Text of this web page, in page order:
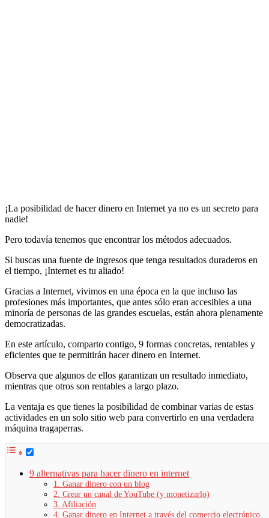
¡La posibilidad de hacer dinero en Internet ya no es un secreto para
nadie!
Pero todavía tenemos que encontrar los métodos adecuados.
Si buscas una fuente de ingresos que tenga resultados duraderos en
el tiempo, ¡Internet es tu aliado!
Gracias a Internet, vivimos en una época en la que incluso las
profesiones más importantes, que antes sólo eran accesibles a una
minoría de personas de las grandes escuelas, están ahora plenamente
democratizadas.
En este artículo, comparto contigo, 9 formas concretas, rentables y
eficientes que te permitirán hacer dinero en Internet.
Observa que algunos de ellos garantizan un resultado inmediato,
mientras que otros son rentables a largo plazo.
La ventaja es que tienes la posibilidad de combinar varias de estas
actividades en un solo sitio web para convertirlo en una verdadera
máquina tragaperras.
9 alternativas para hacer dinero en internet
1. Ganar dinero con un blog
2. Crear un canal de YouTube (y monetizarlo)
3. Afiliación
4. Ganar dinero en Internet a través del comercio electrónico